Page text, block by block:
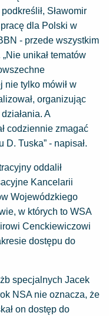
Sławomir
dla Polski w
- przede wszystkim
unikał tematów
nie tylko mówił w
organizując
A
codziennie zmagać
D. Tuska” - napisał.
oddalił
Kancelarii
Wojewódzkiego
w których to WSA
Cenckiewiczowi
dostępu do
specjalnych Jacek
NSA nie oznacza, że
on dostęp do